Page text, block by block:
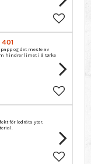
Lagre
401
og det meste av
hindrer limet i å tørke
Lagre
för lodräta ytor.
Lagre